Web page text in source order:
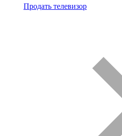
Продать телевизор